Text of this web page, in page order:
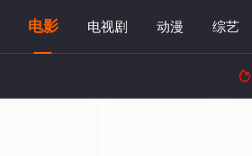
电影 电视剧 动漫 综艺
